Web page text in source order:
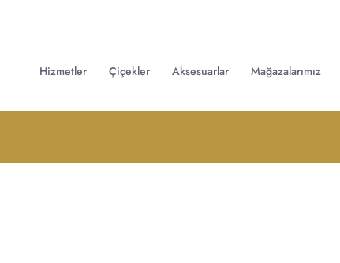
Hizmetler Çiçekler Aksesuarlar Mağazalarımız